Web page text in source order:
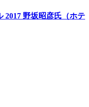
2017 野坂昭彦氏（ホテ